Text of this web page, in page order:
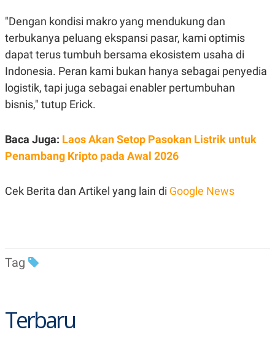
C
T
A
I
T
E
N
E
P
A
P
A
D
E
I
I
K
.
SITEMAPPROFILE
"Dengan kondisi makro yang mendukung dan
terbukanya peluang ekspansi pasar, kami optimis
dapat terus tumbuh bersama ekosistem usaha di
Indonesia. Peran kami bukan hanya sebagai penyedia
logistik, tapi juga sebagai enabler pertumbuhan
bisnis," tutup Erick.
Baca Juga: Laos Akan Setop Pasokan Listrik untuk
Penambang Kripto pada Awal 2026
Cek Berita dan Artikel yang lain di Google News
Tag
Terbaru